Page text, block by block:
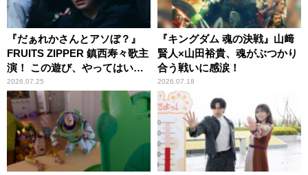
『だぁれかさんとアソぼ？』
FRUITS ZIPPER 鎮西寿々歌主
演！ この遊び、やってはいけ
ません。
2026.07.25
『キングダム 魂の決戦』山﨑
賢人×山田裕貴、魂がぶつかり
合う戦いに感涙！
2026.07.18